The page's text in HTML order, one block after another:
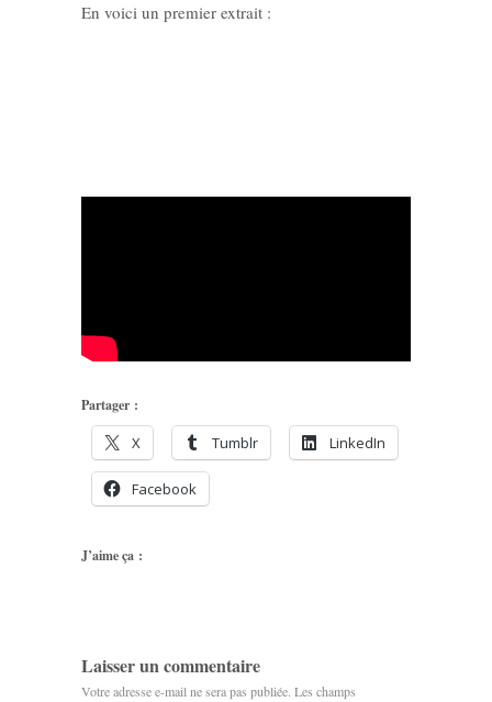
En voici un premier extrait :
Partager :
X Tumblr LinkedIn
Facebook
J’aime ça :
Laisser un commentaire
Votre adresse e-mail ne sera pas publiée. Les champs